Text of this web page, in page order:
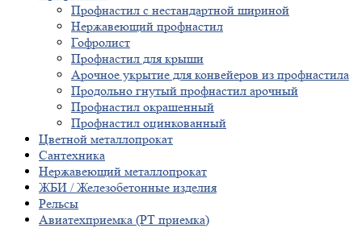
Профнастил с нестандартной шириной
Нержавеющий профнастил
Гофролист
Профнастил для крыши
Арочное укрытие для конвейеров из профнастила
Продольно гнутый профнастил арочный
Профнастил окрашенный
Профнастил оцинкованный
Цветной металлопрокат
Сантехника
Нержавеющий металлопрокат
ЖБИ / Железобетонные изделия
Рельсы
Авиатехприемка (РТ приемка)